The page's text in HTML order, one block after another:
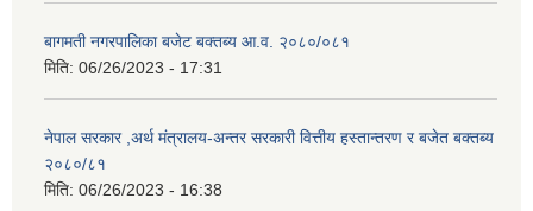
बागमती नगरपालिका बजेट बक्तब्य आ.व. २०८०/०८१
मिति: 06/26/2023 - 17:31
नेपाल सरकार ,अर्थ मंत्रालय-अन्तर सरकारी वित्तीय हस्तान्तरण र बजेत बक्तब्य
२०८०/८१
मिति: 06/26/2023 - 16:38